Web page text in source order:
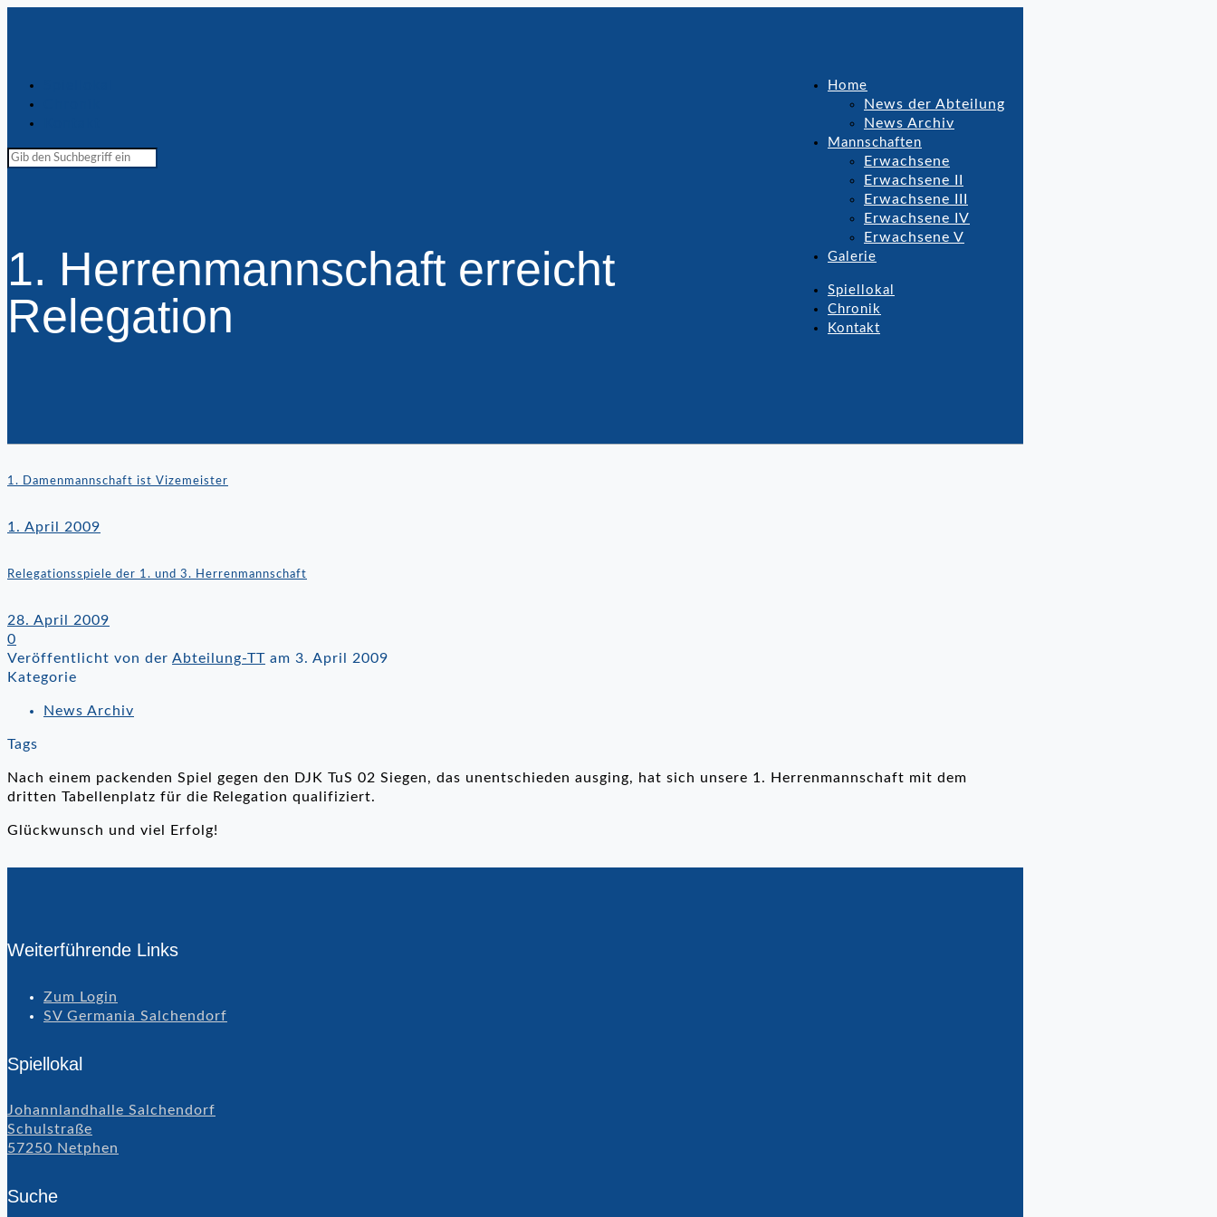
Home
News der Abteilung
News Archiv
Mannschaften
Erwachsene
Erwachsene II
Erwachsene III
Erwachsene IV
Erwachsene V
Galerie
Spiellokal
Chronik
Kontakt
1. Herrenmannschaft erreicht
Relegation
1. Damenmannschaft ist Vizemeister
1. April 2009
Relegationsspiele der 1. und 3. Herrenmannschaft
28. April 2009
0
Veröffentlicht von der Abteilung-TT am 3. April 2009
Kategorie
News Archiv
Tags
Nach einem packenden Spiel gegen den DJK TuS 02 Siegen, das unentschieden ausging, hat sich unsere 1. Herrenmannschaft mit dem
dritten Tabellenplatz für die Relegation qualifiziert.
Glückwunsch und viel Erfolg!
Weiterführende Links
Zum Login
SV Germania Salchendorf
Spiellokal
Johannlandhalle Salchendorf
Schulstraße
57250 Netphen
Suche